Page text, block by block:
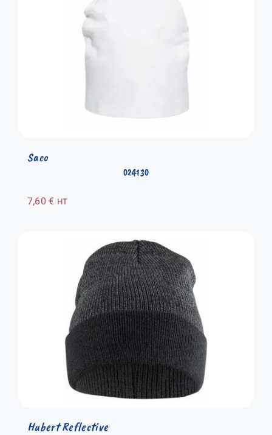
024130
Saco
7,60€ HT
Hubert Reflective